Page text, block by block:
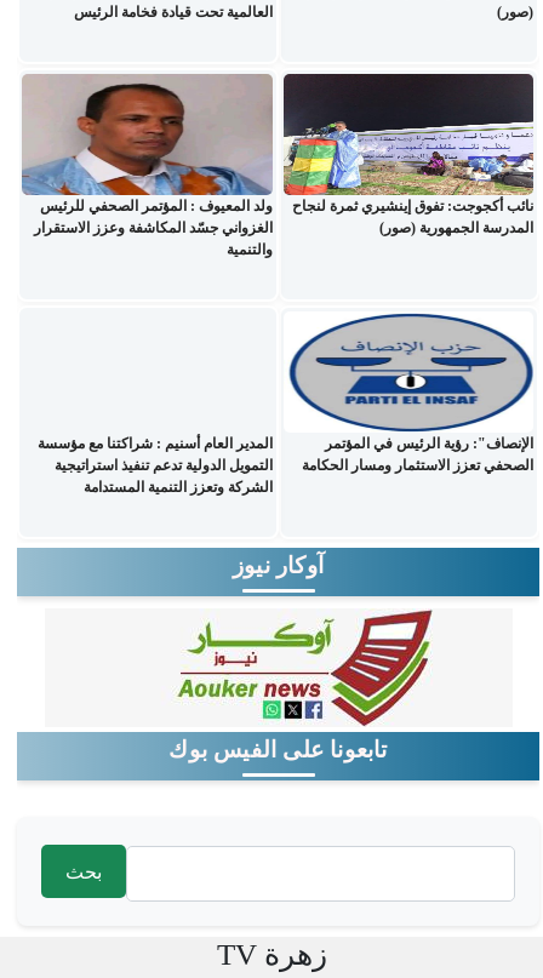
(صور)
العالمية تحت قيادة فخامة الرئيس
نائب أكجوجت: تفوق إينشيري ثمرة لنجاح
المدرسة الجمهورية (صور)
ولد المعيوف : المؤتمر الصحفي للرئيس
الغزواني جسّد المكاشفة وعزز الاستقرار
والتنمية
الإنصاف": رؤية الرئيس في المؤتمر
الصحفي تعزز الاستثمار ومسار الحكامة
المدير العام أسنيم : شراكتنا مع مؤسسة
التمويل الدولية تدعم تنفيذ استراتيجية
الشركة وتعزز التنمية المستدامة
آوكار نيوز
تابعونا على الفيس بوك
‏بحث ‏
زهرة TV